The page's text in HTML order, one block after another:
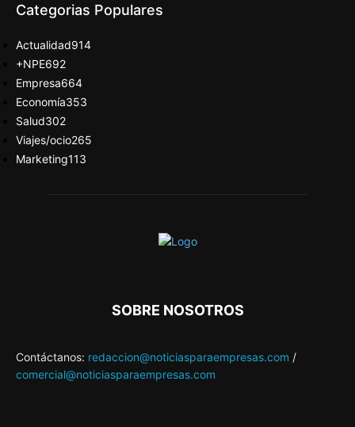
Categorias Populares
Actualidad914
+NPE692
Empresa664
Economía353
Salud302
Viajes/ocio265
Marketing113
SOBRE NOSOTROS
Contáctanos: redaccion@noticiasparaempresas.com /
comercial@noticiasparaempresas.com